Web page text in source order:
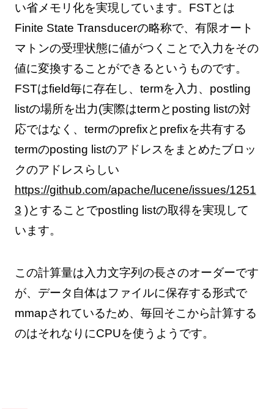
い省メモリ化を実現しています。FSTとは
Finite State Transducerの略称で、有限オート
マトンの受理状態に値がつくことで入力をその
値に変換することができるというものです。
FSTはfield毎に存在し、termを入力、postling
listの場所を出力(実際はtermとposting listの対
応ではなく、termのprefixとprefixを共有する
termのposting listのアドレスをまとめたブロッ
クのアドレスらしい
https://github.com/apache/lucene/issues/1251
3 )とすることでpostling listの取得を実現して
います。
この計算量は入力文字列の長さのオーダーです
が、データ自体はファイルに保存する形式で
mmapされているため、毎回そこから計算する
のはそれなりにCPUを使うようです。